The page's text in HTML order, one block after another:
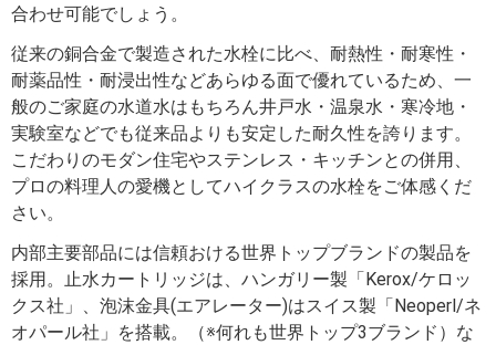
合わせ可能でしょう。
従来の銅合金で製造された水栓に比べ、耐熱性・耐寒性・
耐薬品性・耐浸出性などあらゆる面で優れているため、一
般のご家庭の水道水はもちろん井戸水・温泉水・寒冷地・
実験室などでも従来品よりも安定した耐久性を誇ります。
こだわりのモダン住宅やステンレス・キッチンとの併用、
プロの料理人の愛機としてハイクラスの水栓をご体感くだ
さい。
内部主要部品には信頼おける世界トップブランドの製品を
採用。止水カートリッジは、ハンガリー製「Kerox/ケロッ
クス社」、泡沫金具(エアレーター)はスイス製「Neoperl/ネ
オパール社」を搭載。（※何れも世界トップ3ブランド）な